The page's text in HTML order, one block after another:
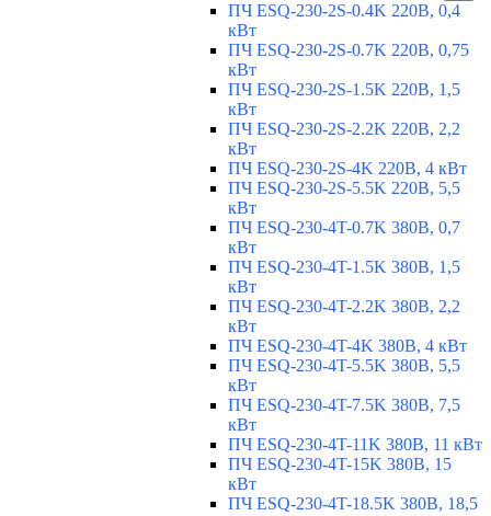
ПЧ ESQ-230-2S-0.4K 220В, 0,4
кВт
ПЧ ESQ-230-2S-0.7K 220В, 0,75
кВт
ПЧ ESQ-230-2S-1.5K 220В, 1,5
кВт
ПЧ ESQ-230-2S-2.2K 220В, 2,2
кВт
ПЧ ESQ-230-2S-4K 220В, 4 кВт
ПЧ ESQ-230-2S-5.5K 220В, 5,5
кВт
ПЧ ESQ-230-4T-0.7K 380В, 0,7
кВт
ПЧ ESQ-230-4T-1.5K 380В, 1,5
кВт
ПЧ ESQ-230-4T-2.2K 380В, 2,2
кВт
ПЧ ESQ-230-4T-4K 380В, 4 кВт
ПЧ ESQ-230-4T-5.5K 380В, 5,5
кВт
ПЧ ESQ-230-4T-7.5K 380В, 7,5
кВт
ПЧ ESQ-230-4T-11K 380В, 11 кВт
ПЧ ESQ-230-4T-15K 380В, 15
кВт
ПЧ ESQ-230-4T-18.5K 380В, 18,5